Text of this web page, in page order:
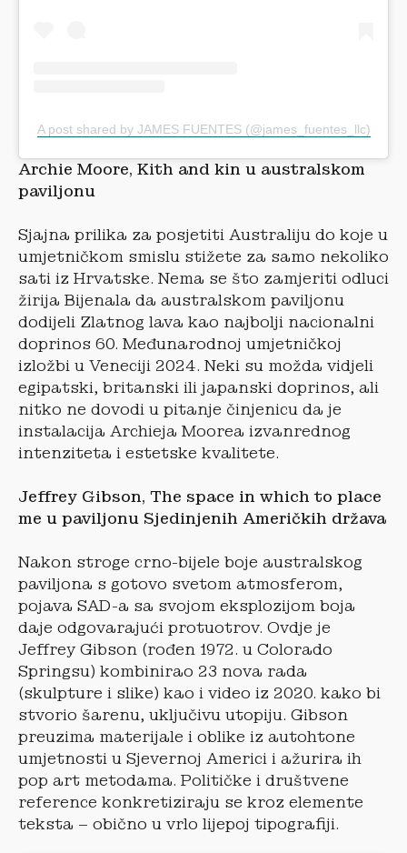
A post shared by JAMES FUENTES (@james_fuentes_llc)
Archie Moore, Kith and kin u australskom
paviljonu
Sjajna prilika za posjetiti Australiju do koje u
umjetničkom smislu stižete za samo nekoliko
sati iz Hrvatske. Nema se što zamjeriti odluci
žirija Bijenala da australskom paviljonu
dodijeli Zlatnog lava kao najbolji nacionalni
doprinos 60. Međunarodnoj umjetničkoj
izložbi u Veneciji 2024. Neki su možda vidjeli
egipatski, britanski ili japanski doprinos, ali
nitko ne dovodi u pitanje činjenicu da je
instalacija Archieja Moorea izvanrednog
intenziteta i estetske kvalitete.
Jeffrey Gibson, The space in which to place
me u paviljonu Sjedinjenih Američkih država
Nakon stroge crno-bijele boje australskog
paviljona s gotovo svetom atmosferom,
pojava SAD-a sa svojom eksplozijom boja
daje odgovarajući protuotrov. Ovdje je
Jeffrey Gibson (rođen 1972. u Colorado
Springsu) kombinirao 23 nova rada
(skulpture i slike) kao i video iz 2020. kako bi
stvorio šarenu, uključivu utopiju. Gibson
preuzima materijale i oblike iz autohtone
umjetnosti u Sjevernoj Americi i ažurira ih
pop art metodama. Političke i društvene
reference konkretiziraju se kroz elemente
teksta – obično u vrlo lijepoj tipografiji.